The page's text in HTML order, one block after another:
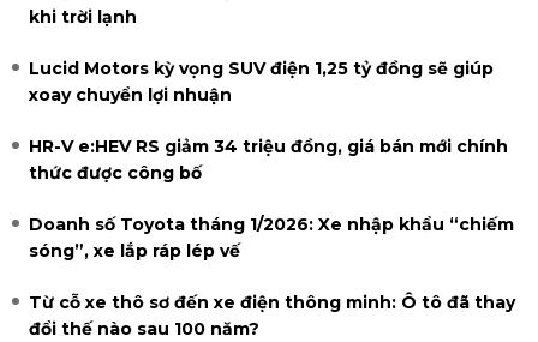
khi trời lạnh
Lucid Motors kỳ vọng SUV điện 1,25 tỷ đồng sẽ giúp
xoay chuyển lợi nhuận
HR-V e:HEV RS giảm 34 triệu đồng, giá bán mới chính
thức được công bố
Doanh số Toyota tháng 1/2026: Xe nhập khẩu “chiếm
sóng”, xe lắp ráp lép vế
Từ cỗ xe thô sơ đến xe điện thông minh: Ô tô đã thay
đổi thế nào sau 100 năm?